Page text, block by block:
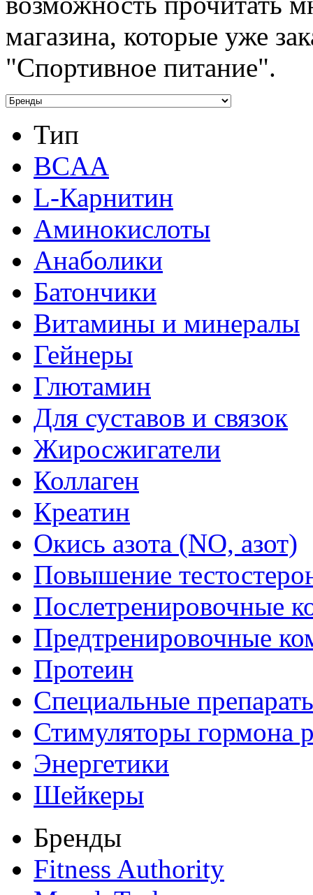
магазина, которые уже
"Спортивное питание".
Тип
BCAA
L-Карнитин
Аминокислоты
Анаболики
Батончики
Витамины и минералы
Гейнеры
Глютамин
Для суставов и связок
Жиросжигатели
Коллаген
Креатин
Окись азота (NO, азот)
Повышение
Послетренировочные
Предтренировочные
Протеин
Специальные
Стимуляторы гормона
Энергетики
Шейкеры
Бренды
Fitness Authority